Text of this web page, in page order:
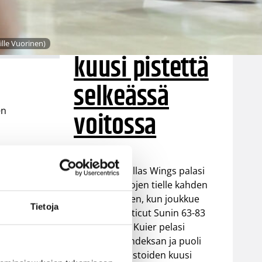
Tietoja
Vuorinen)
kustannuksell
a – Kuier
kuusi pistettä
selkeässä
voitossa
WNBA:ssa Dallas Wings palasi
takaisin voittojen tielle kahden
tappion jälkeen, kun joukkue
voitti Connecticut Sunin 63-83
(37-48). Awak Kuier pelasi
vaihdosta kahdeksan ja puoli
minuuttia tilastoiden kuusi